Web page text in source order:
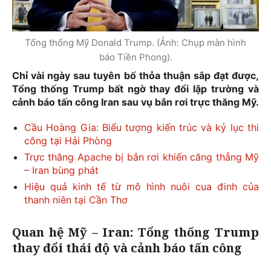
Tổng thống Mỹ Donald Trump. (Ảnh: Chụp màn hình
báo Tiền Phong).
Chỉ vài ngày sau tuyên bố thỏa thuận sắp đạt được,
Tổng thống Trump bất ngờ thay đổi lập trường và
cảnh báo tấn công Iran sau vụ bắn rơi trực thăng Mỹ.
Cầu Hoàng Gia: Biểu tượng kiến trúc và kỷ lục thi
công tại Hải Phòng
Trực thăng Apache bị bắn rơi khiến căng thẳng Mỹ
– Iran bùng phát
Hiệu quả kinh tế từ mô hình nuôi cua đinh của
thanh niên tại Cần Thơ
Quan hệ Mỹ – Iran: Tổng thống Trump
thay đổi thái độ và cảnh báo tấn công